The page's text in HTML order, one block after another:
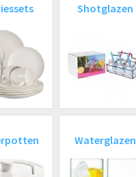
Shotglazen
Waterglazen